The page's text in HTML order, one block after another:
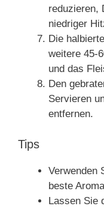
reduzieren,
niedriger
Die
weitere 45-
und das
Den
Servieren
entfernen.
Tips
Verwenden
beste
Lassen Sie